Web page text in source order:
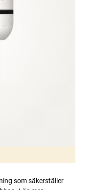
som säkerställer